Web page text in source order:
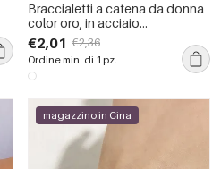
Braccialetti a catena da donna
color oro, in acciaio
inossidabile, impermeabili,
eleganti e delicati, 1 pezzo
€2,01 €2,36
Ordine min. di 1 pz.
magazzino in Cina